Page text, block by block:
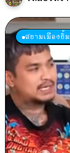
สยามเมืองยิ้ม